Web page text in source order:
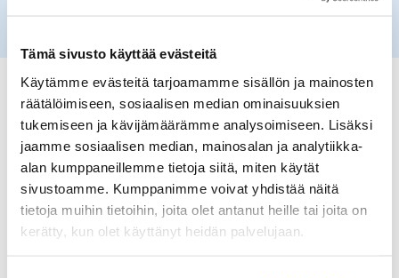
Tämä sivusto käyttää evästeitä
Käytämme evästeitä tarjoamamme sisällön ja mainosten
räätälöimiseen, sosiaalisen median ominaisuuksien
tukemiseen ja kävijämäärämme analysoimiseen. Lisäksi
jaamme sosiaalisen median, mainosalan ja analytiikka-
alan kumppaneillemme tietoja siitä, miten käytät
sivustoamme. Kumppanimme voivat yhdistää näitä
tietoja muihin tietoihin, joita olet antanut heille tai joita on
kerätty, kun olet käyttänyt heidän palvelujaan.
Rönnäsin opetustarjonta löytyy ylälaidan palvelut
valikosta kohdasta opetus.
Valittavana on yksityistunteja, ryhmäopetusta
(klinikat), alkeiskursseja sekä lajiintutustumisia.
Rönnäsin toinen kenttä, Puisto (9r), tarjoaa
loistavat puitteet golfin aloittamiselle. Kenttä on
arkena rauhallinen ja valittavana on keltaisen ja
punaisen tiin lisäksi par 3-kenttä.